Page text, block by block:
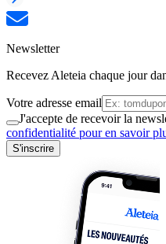
Newsletter
Recevez Aleteia chaque jour
Votre adresse email
J'accepte de recevoir la
confidentialité pour en savoir
S'inscrire